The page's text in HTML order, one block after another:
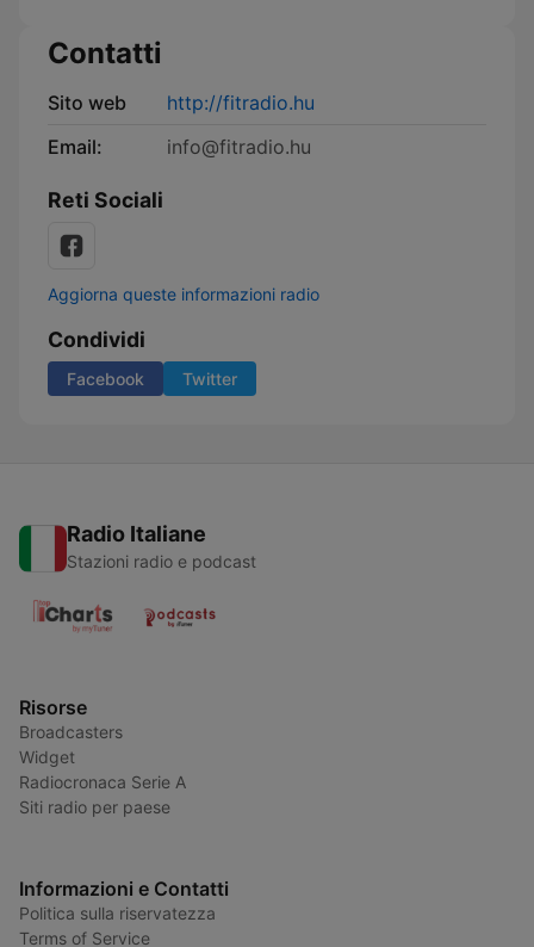
Contatti
Sito web
http://fitradio.hu
Email:
info@fitradio.hu
Reti Sociali
Aggiorna queste informazioni radio
Condividi
Facebook Twitter
Radio Italiane
Stazioni radio e podcast
Risorse
Broadcasters
Widget
Radiocronaca Serie A
Siti radio per paese
Informazioni e Contatti
Politica sulla riservatezza
Terms of Service